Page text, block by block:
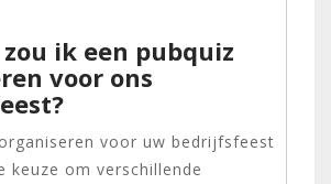
ik een pubquiz
voor ons
voor uw bedrijfsfeest
keuze om verschillende